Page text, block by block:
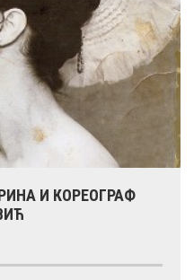
И КОРЕОГРАФ